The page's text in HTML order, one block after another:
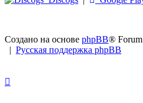
Создано на основе phpBB®
| Русская поддержка phpBB